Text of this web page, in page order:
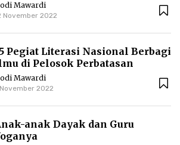
Mawardi
November 2022
Pegiat Literasi Nasional Berbagi
di Pelosok Perbatasan
Malaysia
Mawardi
2022
anak Dayak dan Guru